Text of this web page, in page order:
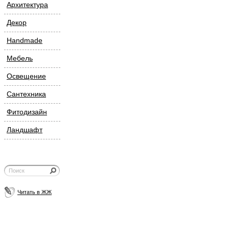
Архитектура
Декор
Handmade
Мебель
Освещение
Сантехника
Фитодизайн
Ландшафт
Читать в ЖЖ